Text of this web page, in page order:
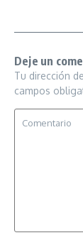
Deje un
Tu dirección
campos